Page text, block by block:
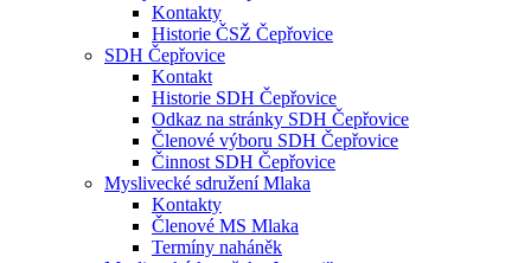
Kontakty
Historie ČSŽ Čepřovice
SDH Čepřovice
Kontakt
Historie SDH Čepřovice
Odkaz na stránky SDH Čepřovice
Členové výboru SDH Čepřovice
Činnost SDH Čepřovice
Myslivecké sdružení Mlaka
Kontakty
Členové MS Mlaka
Termíny naháněk